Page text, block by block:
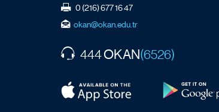
0 (216) 677 16 47
okan@okan.edu.tr
444OKAN(6526)